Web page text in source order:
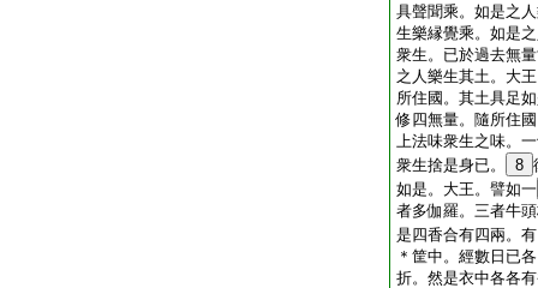
具聲聞乘。如是之
生樂縁覺乘。如是
衆生。已於過去無
之人樂生其土。大
所住國。其土具足
修四無量。隨所住
上法味衆生之味。
衆生捨是身已。
8
如是。大王。譬如一
者多伽羅。三者牛
是四香合有四兩。
＊筐中。經數日已
折。然是衣中各各